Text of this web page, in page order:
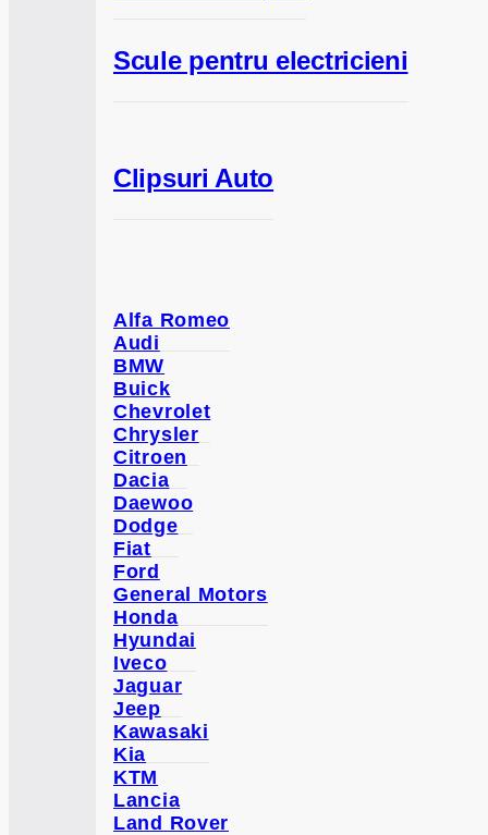
Scule pentru electricieni
Clipsuri Auto
Alfa Romeo
Audi
BMW
Buick
Chevrolet
Chrysler
Citroen
Dacia
Daewoo
Dodge
Fiat
Ford
General Motors
Honda
Hyundai
Iveco
Jaguar
Jeep
Kawasaki
Kia
KTM
Lancia
Land Rover